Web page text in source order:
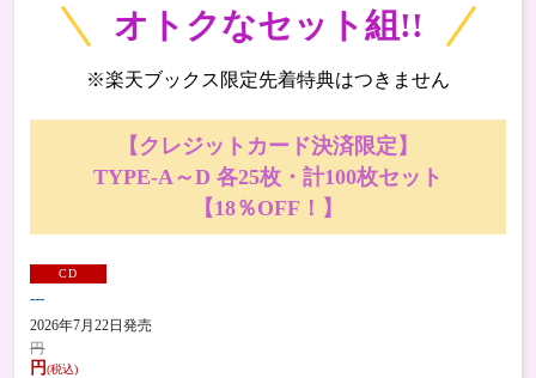
オトクなセット組!!
※楽天ブックス限定先着特典はつきません
【クレジットカード決済限定】
TYPE-A～D 各25枚・計100枚セット
【18％OFF！】
CD
---
2026年7月22日発売
円
円(税込)